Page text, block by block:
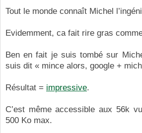
Tout le monde connaît Michel
Evidemment, ca fait rire gras
Ben en fait je suis tombé sur
suis dit « mince alors, google +
Résultat = impressive.
C’est même accessible aux 56k
500 Ko max.